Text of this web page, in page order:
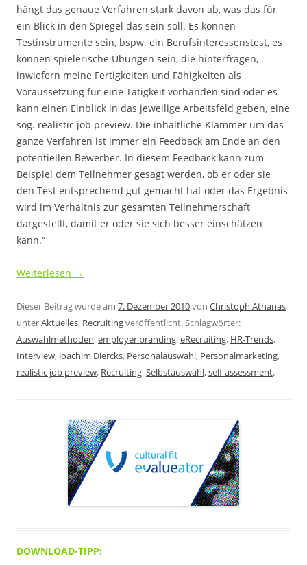
hängt das genaue Verfahren stark davon ab, was das für
ein Blick in den Spiegel das sein soll. Es können
Testinstrumente sein, bspw. ein Berufsinteressenstest, es
können spielerische Übungen sein, die hinterfragen,
inwiefern meine Fertigkeiten und Fähigkeiten als
Voraussetzung für eine Tätigkeit vorhanden sind oder es
kann einen Einblick in das jeweilige Arbeitsfeld geben, eine
sog. realistic job preview. Die inhaltliche Klammer um das
ganze Verfahren ist immer ein Feedback am Ende an den
potentiellen Bewerber. In diesem Feedback kann zum
Beispiel dem Teilnehmer gesagt werden, ob er oder sie
den Test entsprechend gut gemacht hat oder das Ergebnis
wird im Verhältnis zur gesamten Teilnehmerschaft
dargestellt, damit er oder sie sich besser einschätzen
kann.“
Weiterlesen →
Dieser Beitrag wurde am 7. Dezember 2010von Christoph Athanas
unterAktuelles, Recruitingveröffentlicht. Schlagwörter:
Auswahlmethoden,employer branding,eRecruiting, HR-Trends,
Interview, Joachim Diercks, Personalauswahl, Personalmarketing,
realistic job preview, Recruiting,Selbstauswahl,self-assessment.
DOWNLOAD-TIPP: